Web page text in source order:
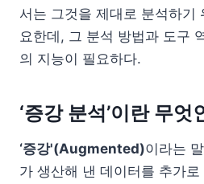
서는 그것을 제대로 분석하기
요한데, 그 분석 방법과 도구
의 지능이 필요하다.
‘증강 분석’이란 무엇
‘증강'(Augmented)이라는
가 생산해 낸 데이터를 추가